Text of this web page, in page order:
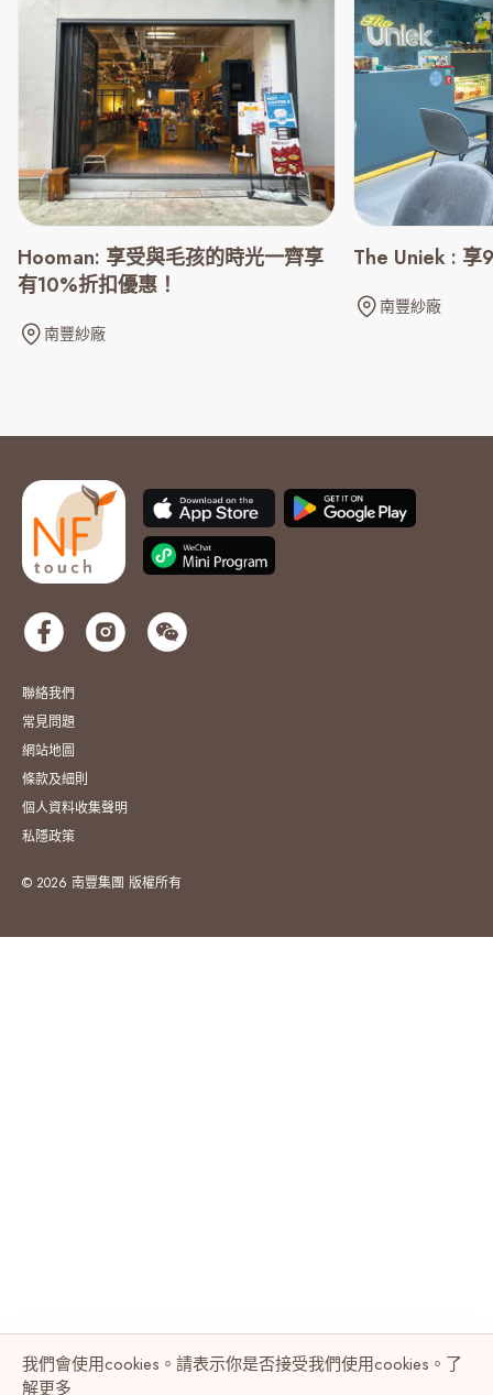
Hooman: 享受與毛孩的時光一齊享
有10%折扣優惠！
南豐紗廠
The Uniek : 享
南豐紗廠
聯絡我們
常見問題
網站地圖
條款及細則
個人資料收集聲明
私隱政策
© 2026 南豐集團 版權所有
我們會使用cookies。請表示你是否接受我們使用cookies。了
解更多